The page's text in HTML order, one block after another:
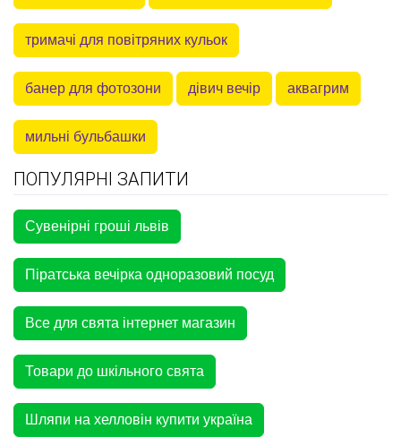
тримачі для повітряних кульок
банер для фотозони дівич вечір аквагрим
мильні бульбашки
ПОПУЛЯРНІ ЗАПИТИ
Сувенірні гроші львів
Піратська вечірка одноразовий посуд
Все для свята інтернет магазин
Товари до шкільного свята
Шляпи на хелловін купити україна